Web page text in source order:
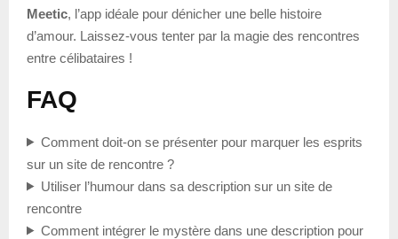
Meetic, l’app idéale pour dénicher une belle histoire
d’amour. Laissez-vous tenter par la magie des rencontres
entre célibataires !
FAQ
Comment doit-on se présenter pour marquer les esprits
sur un site de rencontre ?
Utiliser l’humour dans sa description sur un site de
rencontre
Comment intégrer le mystère dans une description pour